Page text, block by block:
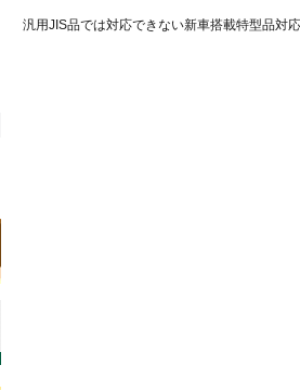
汎用JIS品では対応できない新車搭載特型品対